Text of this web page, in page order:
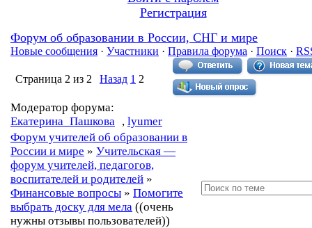
Регистрация
Форум об образовании в России, СНГ и мире
Новые сообщения · Участники · Правила форума · Поиск ·
Страница 2 из 2 Назад 1 2
Модератор форума:
Екатерина_Пашкова , lyumer
Форум учителей об образовании в
России и мире » Учительская —
форум учителей, педагогов,
воспитателей и родителей »
Финансовые вопросы » Помогите
выбрать доску для мела ((очень
нужны отзывы пользователей))